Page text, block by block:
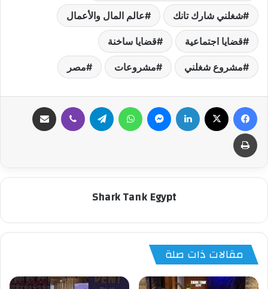
شغلني شارك تانك عالم المال والأعمال
قضايا اجتماعية قضايا ساخنة
مشروع شغلني مشروعات مصر
فيسبوك لينكدإن ماسنجر واتساب تيلقرام ڤايبر
طباعة
Shark Tank Egypt
مقالات ذات صلة